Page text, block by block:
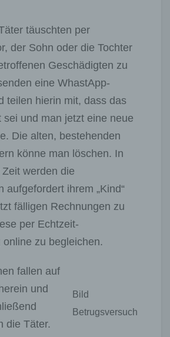
täuschten per
der Sohn oder die Tochter
Geschädigten zu
eine WhastApp-
teilen hierin mit, dass das
sei und man jetzt eine neue
Die alten, bestehenden
könne man löschen. In
werden die
aufgefordert ihrem „Kind“
fälligen Rechnungen zu
per Echtzeit-
online zu begleichen.
Bild
Betrugsversuch
fallen auf
und
die Täter.